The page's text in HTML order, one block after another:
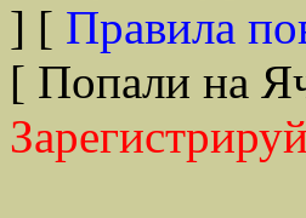
] [ Правила
[ Попали на